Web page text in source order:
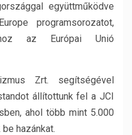
együttműködve
programsorozatot,
az Európai Unió
Zrt. segítségével
állítottunk fel a JCI
ahol több mint 5.000
hazánkat.